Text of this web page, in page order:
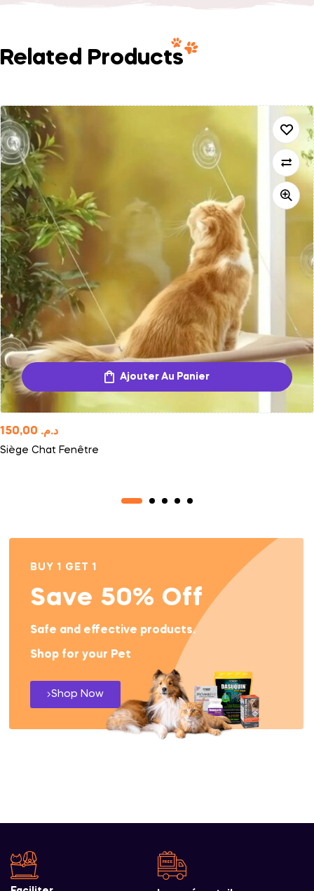
Related Products
Ajouter Au Panier
د.م.
Siège Chat Fenêtre
BUY 1 GET 1
Save 50% Off
Safe and effective products.
Shop for your Pet
Shop Now